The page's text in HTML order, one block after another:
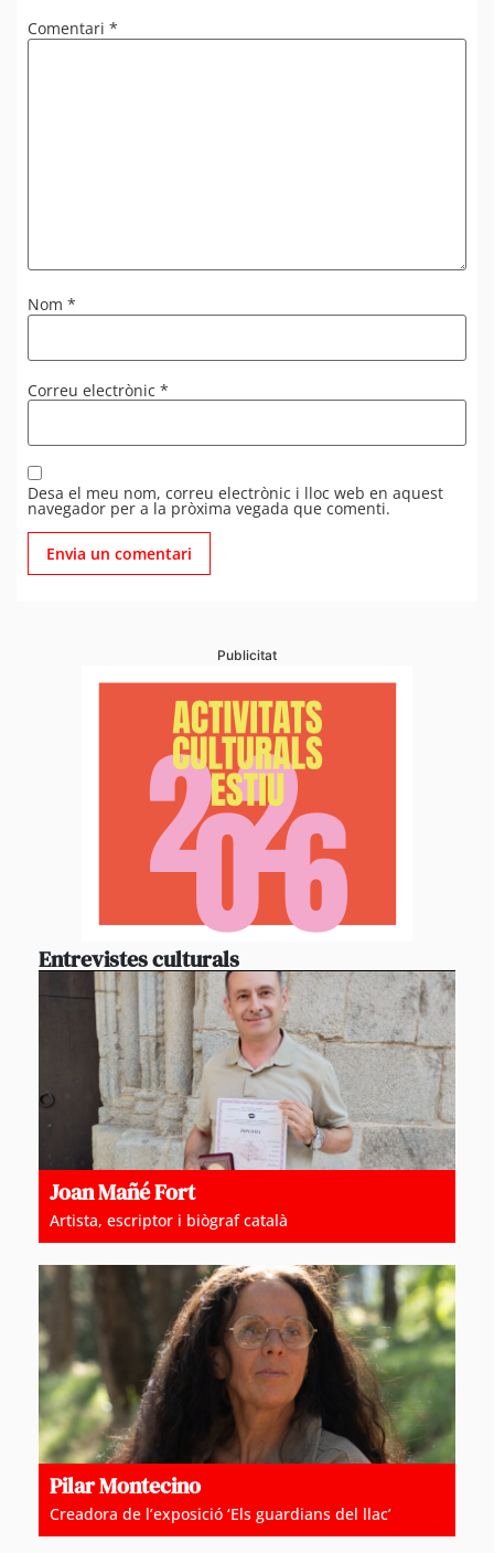
Comentari *
Nom *
Correu electrònic *
Desa el meu nom, correu electrònic i lloc web en aquest
navegador per a la pròxima vegada que comenti.
Publicitat
Entrevistes culturals
Joan Mañé Fort
Artista, escriptor i biògraf català
Pilar Montecino
Creadora de l’exposició ‘Els guardians del llac’